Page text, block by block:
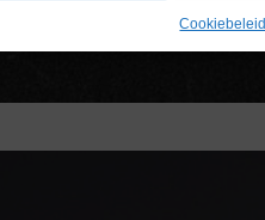
Cookiebeleid